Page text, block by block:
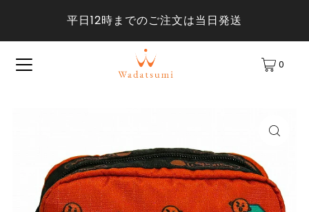
平日12時までのご注文は当日発送
0